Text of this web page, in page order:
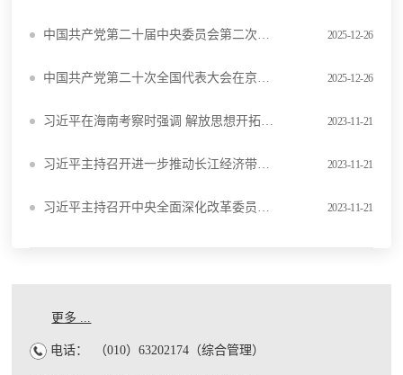
中国共产党第二十届中央委员会第二次全体会议公报 2025-12-26
中国共产党第二十次全国代表大会在京开幕习近平代表第十九届中央委员会向大会作报告 2025-12-26
习近平在海南考察时强调 解放思想开拓创新团结奋斗攻坚克难 加快建设具有世界影响力的中国特色自由贸易港 2023-11-21
习近平主持召开进一步推动长江经济带高质量发展座谈会强调 进一步推动长江经济带高质量发展 更好支撑和服务中国式现代化 2023-11-21
习近平主持召开中央全面深化改革委员会第三次会议强调 全面推进美丽中国建设 健全自然垄断环节监管体制机制 2023-11-21
更多 ...
电话： （010）63202174（综合管理）